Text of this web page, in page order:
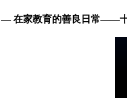
— 在家教育的善良日常——